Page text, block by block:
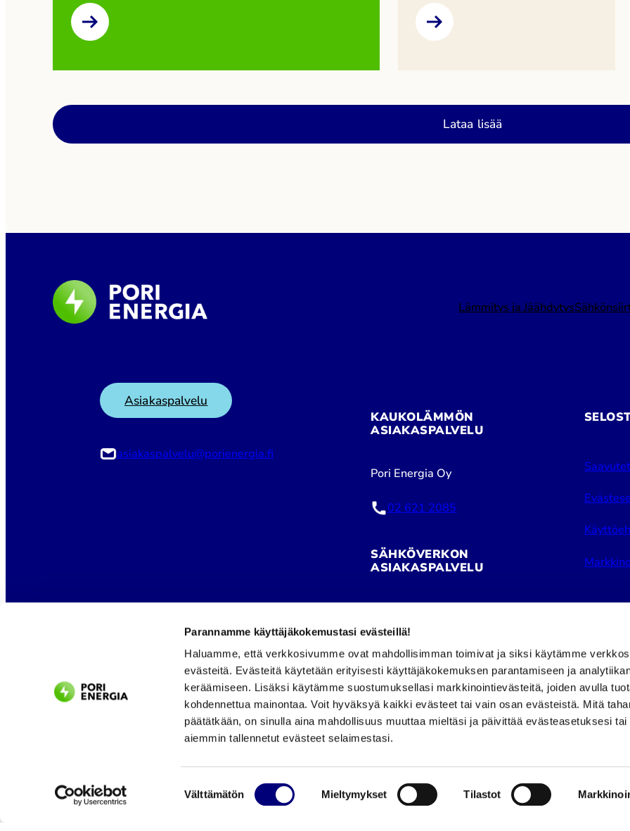
Parannamme käyttäjäkokemustasi evästeillä!
Haluamme, että verkkosivumme ovat mahdollisimman toimivat ja siksi käytämme
evästeitä. Evästeitä käytetään erityisesti käyttäjäkokemuksen parantamiseen ja
keräämiseen. Lisäksi käytämme suostumuksellasi markkinointievästeitä, joiden avulla
kohdennettua mainontaa. Voit hyväksyä kaikki evästeet tai vain osan evästeistä. Mitä
päätätkään, on sinulla aina mahdollisuus muuttaa mieltäsi ja päivittää evästeasetuksesi tai
aiemmin tallennetut evästeet selaimestasi.
valinta
Välttämätön Mieltymykset Tilastot
Pori Energia -konserniin. Kaupan toteutuminen
edellyttää viranomaisten hyväksyntää. Kauppahinta ei
järjestämme yhteistyössä
Energiakaupungit ry:n kanssa
Kansalaistorilta osastolta 20
rakennetaan kestämään yli
Lataa lisää
Lämmitys ja Jäähdytys
Asiakaspalvelu
asiakaspalvelu@porienergia.fi
KAUKOLÄMMÖN
ASIAKASPALVELU
Pori Energia Oy
02 621 2085
SÄHKÖVERKON
ASIAKASPALVELU
Puhelinpalvelu avoinna:
ma–pe klo 8–16
Facebook
© Pori Energia